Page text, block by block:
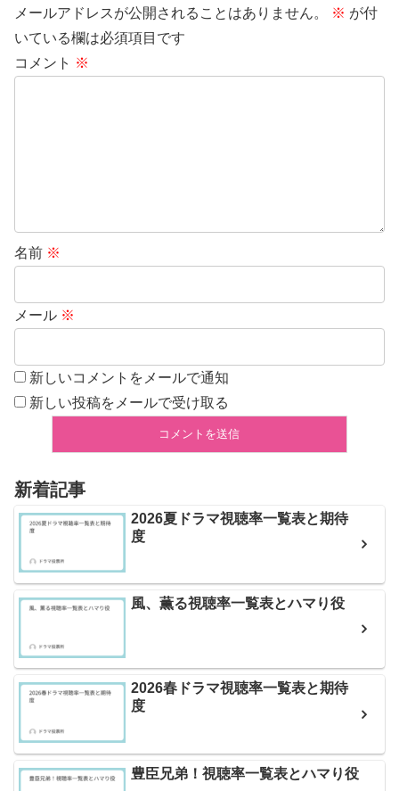
メールアドレスが公開されることはありません。 ※ が付
いている欄は必須項目です
コメント ※
名前 ※
メール ※
新しいコメントをメールで通知
新しい投稿をメールで受け取る
新着記事
2026夏ドラマ視聴率一覧表と期待
度
風、薫る視聴率一覧表とハマり役
2026春ドラマ視聴率一覧表と期待
度
豊臣兄弟！視聴率一覧表とハマり役